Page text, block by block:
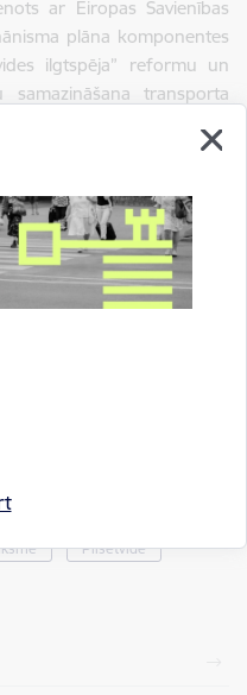
ar Eiropas Savienības
plāna komponentes
ilgtspēja” reformu un
samazināšana transporta
investīciju 1.1.1.3.i.
Rīgas domes Ārējās
koordinators, e-pasts:
Pilsētvide